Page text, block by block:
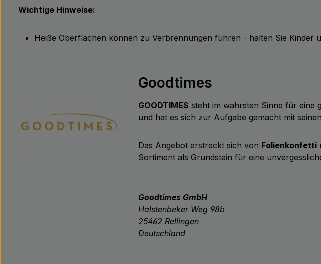
Wichtige Hinweise:
Heiße Oberflächen können zu Verbrennungen führen - halten Sie Kinder
Goodtimes
GOODTIMES steht im wahrsten Sinne für eine
und hat es sich zur Aufgabe gemacht mit
Das Angebot erstreckt sich von Folienkonfetti
Sortiment als Grundstein für eine
Goodtimes GmbH
Halstenbeker Weg 98b
25462 Rellingen
Deutschland